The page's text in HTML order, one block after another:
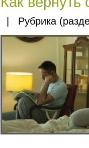
| Рубрика